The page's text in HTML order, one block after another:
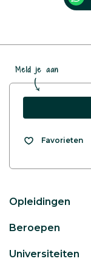
Meld je aan
Favorieten
Opleidingen
Beroepen
Universiteiten